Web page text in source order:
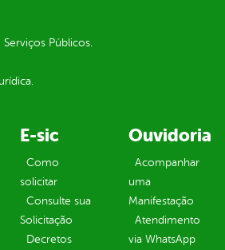
Serviços Públicos.
E-sic
Como
solicitar
Consulte sua
Solicitação
Decretos
Ouvidoria
Acompanhar
uma
Manifestação
Atendimento
via WhatsApp